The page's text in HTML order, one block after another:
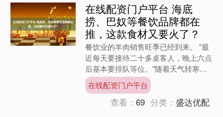
在线配资门户平台 海底
捞、巴奴等餐饮品牌都在
推，这款食材又要火了？
餐饮业的羊肉销售旺季已经到来。 "最
近每天要接待二十多桌客人，晚上六点
后基本要排队等位。"随着天气转寒，
四川达城西外某羊肉汤锅店客流激增。
据达州融媒报道，该店以....
在线配资门户平台
查看：69 分类：盛达优配